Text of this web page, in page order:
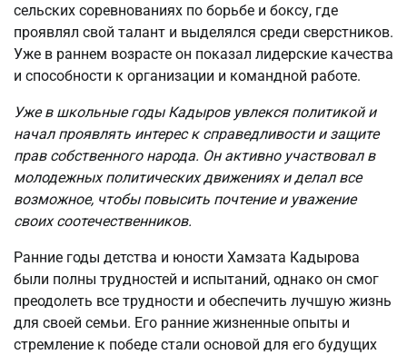
сельских соревнованиях по борьбе и боксу, где
проявлял свой талант и выделялся среди сверстников.
Уже в раннем возрасте он показал лидерские качества
и способности к организации и командной работе.
Уже в школьные годы Кадыров увлекся политикой и
начал проявлять интерес к справедливости и защите
прав собственного народа. Он активно участвовал в
молодежных политических движениях и делал все
возможное, чтобы повысить почтение и уважение
своих соотечественников.
Ранние годы детства и юности Хамзата Кадырова
были полны трудностей и испытаний, однако он смог
преодолеть все трудности и обеспечить лучшую жизнь
для своей семьи. Его ранние жизненные опыты и
стремление к победе стали основой для его будущих